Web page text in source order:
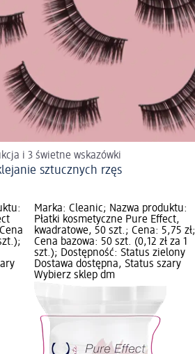
i 3 świetne wskazówki
sztucznych rzęs
Marka: Cleanic; Nazwa produktu:
Płatki kosmetyczne Pure Effect,
kwadratowe, 50 szt.; Cena: 5,75 zł;
Cena bazowa: 50 szt. (0,12 zł za 1
szt.); Dostępność: Status zielony
Dostawa dostępna, Status szary
Wybierz sklep dm